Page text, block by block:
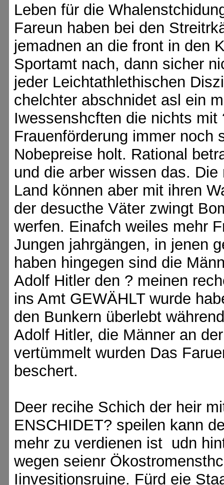
Leben für die
Fareun haben bei den
jemadnen an die front in den
Sportamt nach, dann sicher
jeder Leichtathlethischen
chelchter abschnidet asl ein
Iwessenshcften die nichts
Frauenförderung immer noch
Nobepreise holt. Rational
und die arber wissen das.
Land können aber mit ihren
der desucthe Väter zwingt
werfen. Einafch weiles mehr
Jungen jahrgängen, in jenen
haben hingegen sind die
Adolf Hitler den ? meinen
ins Amt GEWÄHLT wurde
den Bunkern überlebt
Adolf Hitler, die Männer an
vertümmelt wurden Das
beschert.
Deer recihe Schich der heir
ENSCHIDET? speilen kann
mehr zu verdienen ist udn
wegen seienr
Iinvesitionsruine. Fürd eie